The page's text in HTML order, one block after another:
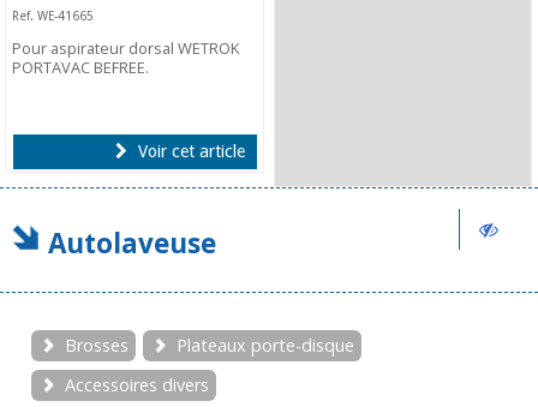
Ref. WE-41665
Pour aspirateur dorsal WETROK
PORTAVAC BEFREE.
Voir cet article
Autolaveuse
Brosses
Plateaux porte-disque
Accessoires divers